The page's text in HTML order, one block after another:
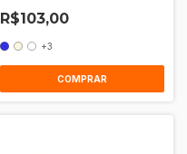
R$103,00
+3
COMPRAR